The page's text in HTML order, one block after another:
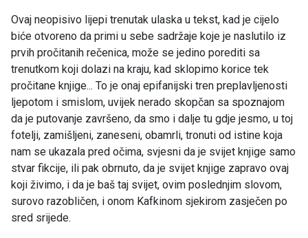
Ovaj neopisivo lijepi trenutak ulaska u tekst, kad je cijelo
biće otvoreno da primi u sebe sadržaje koje je naslutilo iz
prvih pročitanih rečenica, može se jedino porediti sa
trenutkom koji dolazi na kraju, kad sklopimo korice tek
pročitane knjige... To je onaj epifanijski tren preplavljenosti
ljepotom i smislom, uvijek nerado skopčan sa spoznajom
da je putovanje završeno, da smo i dalje tu gdje jesmo, u toj
fotelji, zamišljeni, zaneseni, obamrli, tronuti od istine koja
nam se ukazala pred očima, svjesni da je svijet knjige samo
stvar fikcije, ili pak obrnuto, da je svijet knjige zapravo ovaj
koji živimo, i da je baš taj svijet, ovim poslednjim slovom,
surovo razobličen, i onom Kafkinom sjekirom zasječen po
sred srijede.